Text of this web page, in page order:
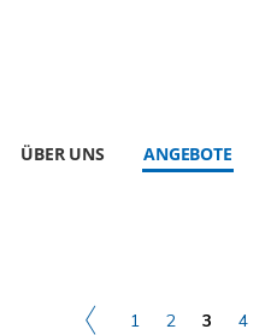
ÜBER UNS ANGEBOTE
1 2 3 4